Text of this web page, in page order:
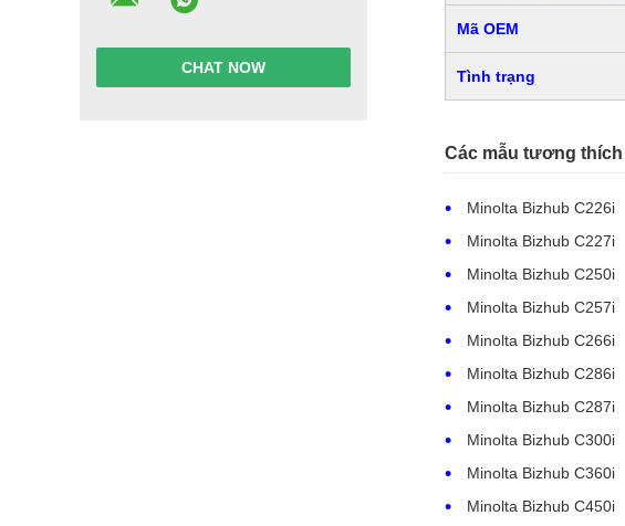
CHAT NOW
Mã OEM
Tình trạng
Các mẫu tương thích
Minolta Bizhub C226i
Minolta Bizhub C227i
Minolta Bizhub C250i
Minolta Bizhub C257i
Minolta Bizhub C266i
Minolta Bizhub C286i
Minolta Bizhub C287i
Minolta Bizhub C300i
Minolta Bizhub C360i
Minolta Bizhub C450i